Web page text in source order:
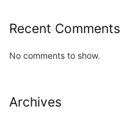
Recent Comments
No comments to show.
Archives